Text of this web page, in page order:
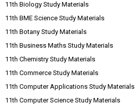
11th Biology Study Materials
11th BME Science Study Materials
11th Botany Study Materials
11th Business Maths Study Materials
11th Chemistry Study Materials
11th Commerce Study Materials
11th Computer Applications Study Materials
11th Computer Science Study Materials